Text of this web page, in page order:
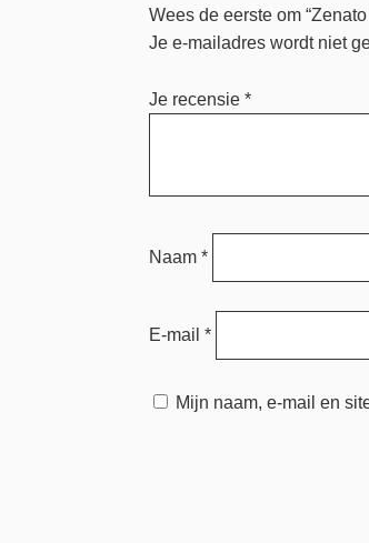
Wees de eerste om
Je e-mailadres wordt niet
Je recensie*
Naam*
E-mail*
Mijn naam, e-mail en